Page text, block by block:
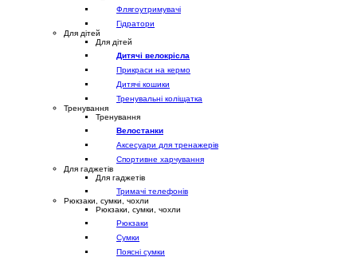
Флягоутримувачі
Гідратори
Для дітей
Для дітей
Дитячі велокрісла
Прикраси на кермо
Дитячі кошики
Тренувальні коліщатка
Тренування
Тренування
Велостанки
Аксесуари для тренажерів
Спортивне харчування
Для гаджетів
Для гаджетів
Тримачі телефонів
Рюкзаки, сумки, чохли
Рюкзаки, сумки, чохли
Рюкзаки
Сумки
Поясні сумки